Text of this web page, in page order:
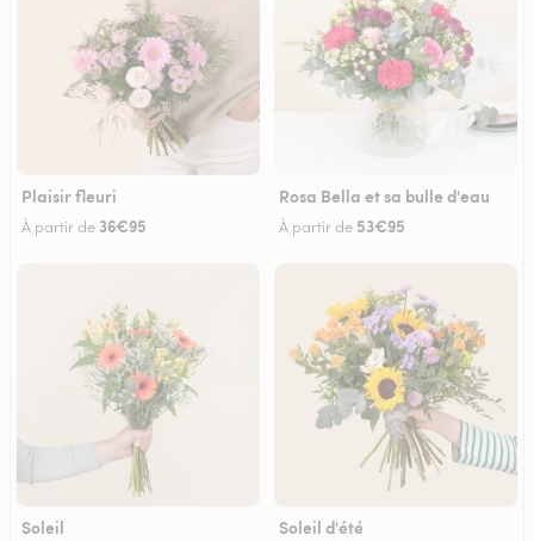
Plaisir fleuri
À partir de 36€95
Rosa Bella et sa bulle d'eau
À partir de 53€95
Soleil Soleil d'été